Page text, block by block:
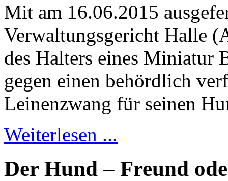
Mit am 16.06.2015
Verwaltungsgericht Halle
des Halters eines Miniatur
gegen einen behördlich
Leinenzwang für seinen
Weiterlesen ...
Der Hund – Freund